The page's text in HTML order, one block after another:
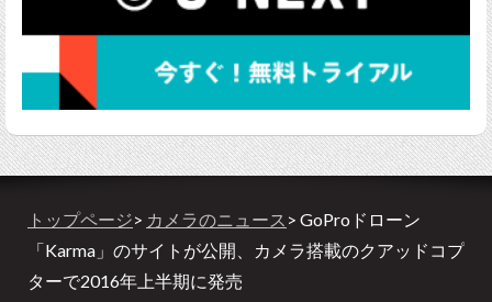
トップページ> カメラのニュース > GoProドローン
「Karma」のサイトが公開、カメラ搭載のクアッドコプ
ターで2016年上半期に発売